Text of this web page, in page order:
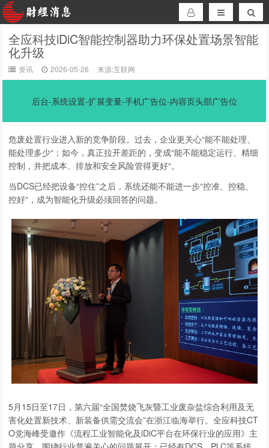
全应科技iDiC智能控制器助力环保处置场景智能
化升级
资讯 2026-05-26 来源:互联网
后台-系统设置-扩展变量-手机广告位-内容页头部广告位
危废处置行业进入新的竞争阶段。过去，企业更关心“能不能处理、
能处理多少“；如今，真正拉开差距的，变成“能不能稳定运行、精细
控制，并把成本、排放和安全风险管得更好“。
当DCS已经把设备“控住”之后，系统还能不能进一步“控准、控稳、
控好“，成为智能化升级必须回答的问题。
5月15日至17日，第六届“全国焚烧飞灰暨工业废杂盐综合利用及无
害化处置新技术、新装备供需交流会”在浙江临海举行。全应科技CT
O党海峰受邀作《流程工业智能化及iDiC平台在环保行业的应用》主